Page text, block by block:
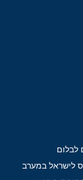
לבלום
לישראל במערב